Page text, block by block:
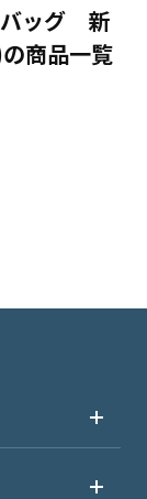
バッグ 新
商品一覧